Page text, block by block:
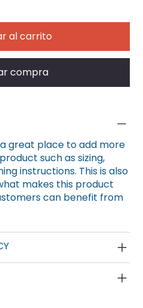
al carrito
compra
great place to add more
such as sizing,
instructions. This is also
makes this product
can benefit from